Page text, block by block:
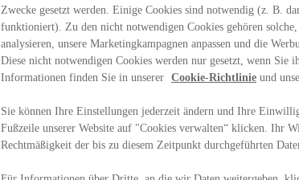
Zwecke gesetzt werden. Einige Cookies sind notwendig (z. B.
funktioniert). Zu den nicht notwendigen Cookies gehören
analysieren, unsere Marketingkampagnen anpassen und die
Diese nicht notwendigen Cookies werden nur gesetzt, wenn Sie
Informationen finden Sie in unserer Cookie-Richtlinie und
Sie können Ihre Einstellungen jederzeit ändern und Ihre
Fußzeile unserer Website auf "Cookies verwalten“ klicken. Ihr
Rechtmäßigkeit der bis zu diesem Zeitpunkt durchgeführten